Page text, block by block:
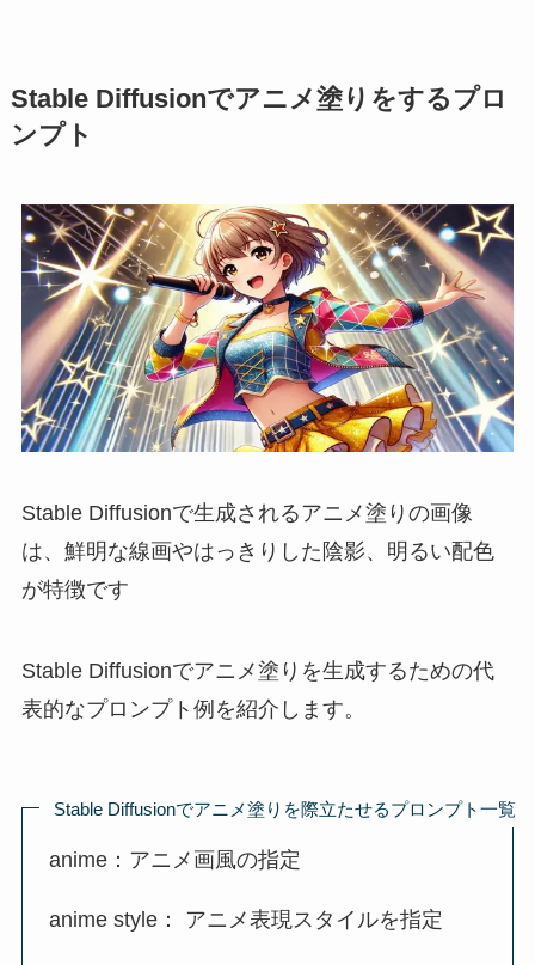
Stable Diffusionでアニメ塗りをするプロ
ンプト
Stable Diffusionで生成されるアニメ塗りの画像
は、鮮明な線画やはっきりした陰影、明るい配色
が特徴です
Stable Diffusionでアニメ塗りを生成するための代
表的なプロンプト例を紹介します。
Stable Diffusionでアニメ塗りを際立たせるプロンプト一覧
anime：アニメ画風の指定
anime style： アニメ表現スタイルを指定